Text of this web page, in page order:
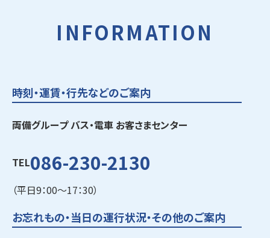
INFORMATION
時刻・運賃・行先などのご案内
両備グループ バス・電車 お客さまセンター
TEL086-230-2130
（平日9：00～17：30）
お忘れもの・当日の運行状況・その他のご案内